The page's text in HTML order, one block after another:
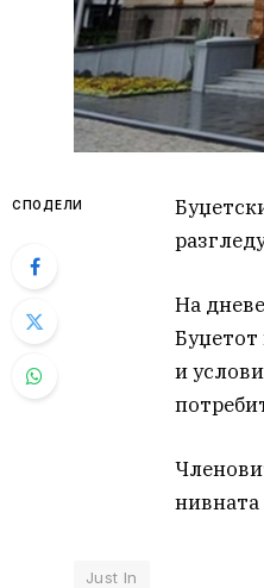
СПОДЕЛИ
На
Буџетот
и
нивната
Just In